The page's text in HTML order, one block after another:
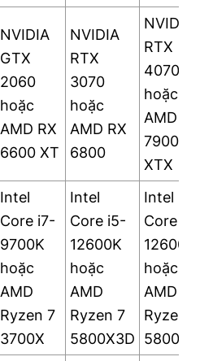
NVIDIA
GTX
2060
hoặc
AMD RX
6600 XT
NVIDIA
RTX
3070
hoặc
AMD RX
6800
NVIDIA
RTX
4070 Ti
hoặc
AMD RX
7900
XTX
Intel
Core i7-
9700K
hoặc
AMD
Ryzen 7
3700X
Intel
Core i5-
12600K
hoặc
AMD
Ryzen 7
5800X3D
Intel
Core i5-
12600K
hoặc
AMD
Ryzen 7